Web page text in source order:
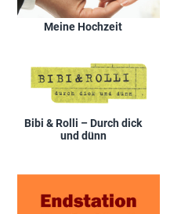
Meine Hochzeit
Bibi & Rolli – Durch dick
und dünn